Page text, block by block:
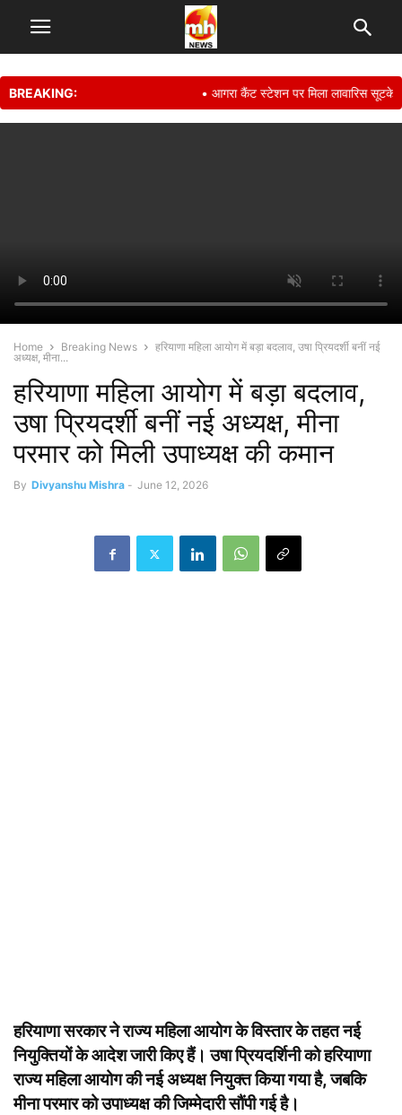
BREAKING: • आगरा कैंट स्टेशन पर मिला लावारिस
Home Breaking News
हरियाणा महिला आयोग में बड़ा बदलाव, उषा प्रियदर्शी बनीं नई
अध्यक्ष, मीना...
हरियाणा महिला आयोग में बड़ा बदलाव,
उषा प्रियदर्शी बनीं नई अध्यक्ष, मीना
परमार को मिली उपाध्यक्ष की कमान
By Divyanshu Mishra - June 12, 2026
हरियाणा सरकार ने राज्य महिला आयोग के विस्तार के तहत नई
नियुक्तियों के आदेश जारी किए हैं। उषा प्रियदर्शिनी को हरियाणा
राज्य महिला आयोग की नई अध्यक्ष नियुक्त किया गया है, जबकि
मीना परमार को उपाध्यक्ष की जिम्मेदारी सौंपी गई है।